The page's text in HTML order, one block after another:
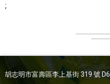
;
胡志明市富壽區李上基街 319 號 D6